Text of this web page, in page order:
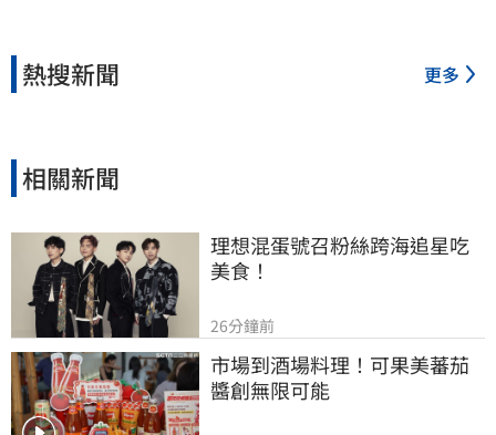
熱搜新聞 更多
相關新聞
理想混蛋號召粉絲跨海追星吃
美食！
26分鐘前
市場到酒場料理！可果美蕃茄
醬創無限可能